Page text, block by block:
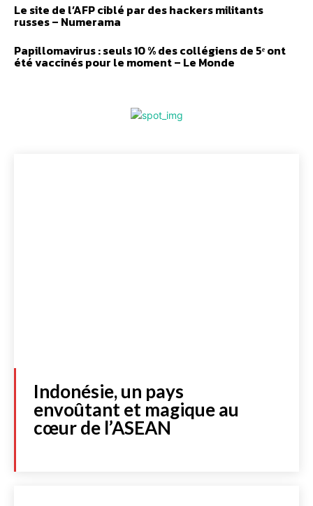
Le site de l’AFP ciblé par des hackers militants
russes – Numerama
Papillomavirus : seuls 10 % des collégiens de 5ᵉ ont
été vaccinés pour le moment – Le Monde
Indonésie, un pays
envoûtant et magique au
cœur de l’ASEAN